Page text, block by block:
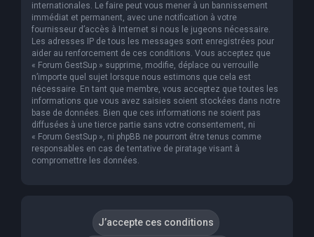
internationales. Le faire peut vous mener à un bannissement
immédiat et permanent, avec une notification à votre
fournisseur d’accès à Internet si nous le jugeons nécessaire.
Les adresses IP de tous les messages sont enregistrées pour
aider au renforcement de ces conditions. Vous acceptez que
« Forum GestSup » supprime, modifie, déplace ou verrouille
n’importe quel sujet lorsque nous estimons que cela est
nécessaire. En tant que membre, vous acceptez que toutes les
informations que vous avez saisies soient stockées dans notre
base de données. Bien que ces informations ne soient pas
diffusées à une tierce partie sans votre consentement, ni
« Forum GestSup », ni phpBB ne pourront être tenus comme
responsables en cas de tentative de piratage visant à
compromettre les données.